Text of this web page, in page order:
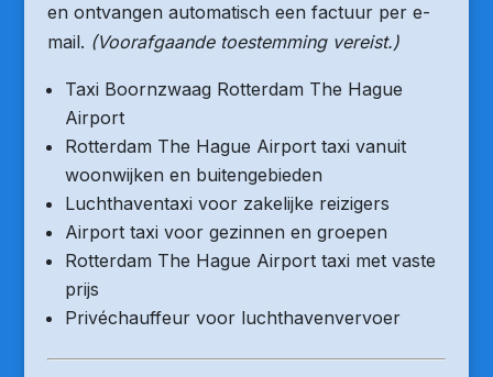
en ontvangen automatisch een factuur per e-
mail. (Voorafgaande toestemming vereist.)
Taxi Boornzwaag Rotterdam The Hague
Airport
Rotterdam The Hague Airport taxi vanuit
woonwijken en buitengebieden
Luchthaventaxi voor zakelijke reizigers
Airport taxi voor gezinnen en groepen
Rotterdam The Hague Airport taxi met vaste
prijs
Privéchauffeur voor luchthavenvervoer